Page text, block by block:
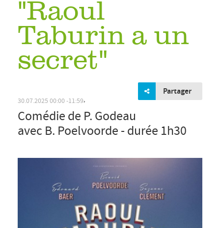
"Raoul
Taburin a un
secret"
Partager
30.07.2025 00:00 11:59,
Comédie de P. Godeau
avec B. Poelvoorde - durée 1h30